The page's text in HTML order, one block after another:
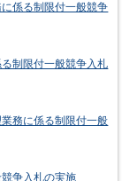
係る制限付一般競争
制限付一般競争入札
務に係る制限付一般
争入札の実施